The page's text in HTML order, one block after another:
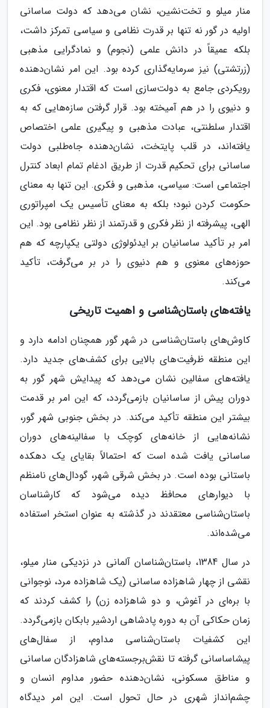
منار میلو و تخت‌نشین، نشان می‌دهد که دولت ساسانی
اولیه در گور نه تنها بر قدرت نظامی و سیاسی تمرکز داشت،
بلکه عمیقاً در دانش علمی (نجوم) و نمادگرایی مذهبی
(زرتشتی) نیز سرمایه‌گذاری کرده بود. این امر نشان‌دهنده
رویکردی جامع به دولت‌سازی است که اقتدار معنوی، فکری
و دنیوی را در هم آمیخته بود. قرار گرفتن سازه‌هایی که به
اقتدار سلطنتی، عبادت مذهبی و پیگیری علمی اختصاص
یافته‌اند، در قلب پایتخت، نشان‌دهنده جاه‌طلبی دولت
ساسانی برای تحکیم قدرت از طریق ادغام تمام ابعاد کنترل
اجتماعی است: سیاسی، مذهبی و فکری. این تنها به معنای
حکومت کردن نبود؛ بلکه به معنای تأسیس یک امپراتوری
الهی، پیشرفته از نظر فکری و قدرتمند از نظر نظامی بود. این
امر بر تأکید ساسانیان بر ایدئولوژی دولتی یکپارچه که هم
حوزه‌های معنوی و هم دنیوی را در بر می‌گرفت، تأکید
می‌کند.
یافته‌های باستان‌شناسی و اهمیت تاریخی
کاوش‌های باستان‌شناسی در شهر گور همچنان ادامه دارد و
این منطقه ظرفیت‌های بالایی برای کشف‌های جدید دارد.
یافته‌های سفالین نشان می‌دهد که پیدایش شهر گور به
دوران پیش از ساسانیان بازمی‌گردد، که این امر بر قدمت
بیشتر این منطقه تأکید می‌کند. در بخش جنوبی شهر گور،
نشانه‌هایی از خانه‌های کوچک با سفالینه‌های دوران
ساسانی یافت شده است که احتمالاً بقایای یک دهکده
باستانی بوده است. در بخش شرقی شهر، گودال‌های نامنظم
با دیوارهای محافظ دیده می‌شود که کارشناسان
باستان‌شناسی معتقدند در گذشته به عنوان استخر استفاده
می‌شده‌اند.
در سال 1384، باستان‌شناسان آلمانی در نزدیکی منار میلو،
نقشی از چهار شاهزاده ساسانی (یک شاهزاده مرد، نوجوانی
با بره‌ای در آغوش، و دو شاهزاده زن) را کشف کردند که
زمان حکاکی آن به دوره پادشاهی اردشیر بابکان بازمی‌گردد.
این کشفیات باستان‌شناسی مداوم، از سفال‌های
پیشاساسانی گرفته تا نقش‌برجسته‌های شاهزادگان ساسانی
و مناطق مسکونی، نشان‌دهنده حضور مداوم انسان و
چشم‌انداز شهری در حال تحول است. این امر دیدگاه